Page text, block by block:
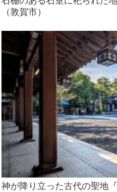
（敦賀市）
神が降り立った古代の聖地